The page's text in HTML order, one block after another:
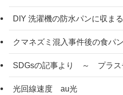
DIY 洗濯機の防水パンに収ま
クマネズミ混入事件後の食パ
SDGsの記事より ～ プラス
光回線速度 au光